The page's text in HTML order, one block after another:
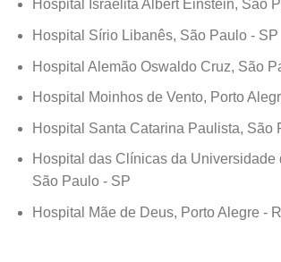
Hospital Israelita Albert Einstein, São
Hospital Sírio Libanês, São Paulo - SP
Hospital Alemão Oswaldo Cruz, São
Hospital Moinhos de Vento, Porto
Hospital Santa Catarina Paulista, São
Hospital das Clínicas da Universidade
São Paulo - SP
Hospital Mãe de Deus, Porto Alegre -